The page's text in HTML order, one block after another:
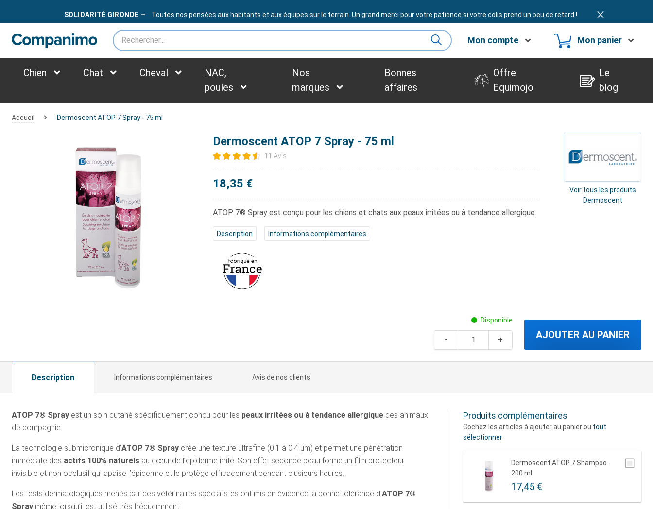
*des frais supplémentaires peuvent être appliqués selon le poids du colis
BESOIN D'ASSISTANCE ?
SOLIDARITÉ GIRONDE — Toutes nos pensées aux habitants et aux équipes sur le terrain. Un grand merci pour votre patience si votre colis prend un peu de retard !
Mon compte Mon panier
Chien Chat Cheval
NAC,
poules
Nos
marques
Bonnes
affaires
Offre
Equimojo
Le
blog
Accueil Dermoscent ATOP 7 Spray - 75 ml
Dermoscent ATOP 7 Spray - 75 ml
11 Avis
18,35 €
ATOP 7® Spray est conçu pour les chiens et chats aux peaux irritées ou à tendance allergique.
Description Informations complémentaires
Voir tous les produits
Dermoscent
Disponible
AJOUTER AU PANIER
Description Informations complémentaires Avis de nos clients
ATOP 7® Spray est un soin cutané spécifiquement conçu pour les peaux irritées ou à tendance allergique des animaux
de compagnie.
La technologie submicronique d’ATOP 7® Spray crée une texture ultrafine (0.1 à 0.4 µm) et permet une pénétration
immédiate des actifs 100% naturels au cœur de l’épiderme irrité. Son effet seconde peau forme un film protecteur
invisible et non occlusif qui apaise l’épiderme et le protège efficacement pendant plusieurs heures.
Les tests dermatologiques menés par des vétérinaires spécialistes ont mis en évidence la bonne tolérance d'ATOP 7®
Spray même lorsqu’il est utilisé très fréquemment.
Produits complémentaires
Cochez les articles à ajouter au panier ou tout
sélectionner
Dermoscent ATOP 7 Shampoo -
200 ml
17,45 €